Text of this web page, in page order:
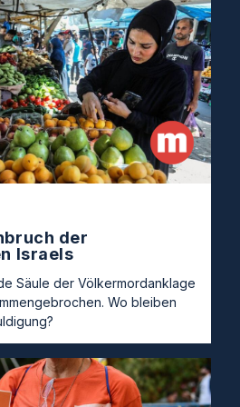
der
Israels
Säule der Völkermordanklage
Wo bleiben